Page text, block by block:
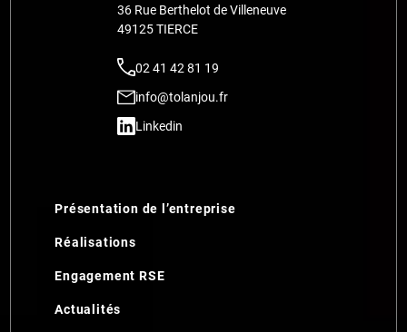
36 Rue Berthelot de Villeneuve
49125 TIERCE
02 41 42 81 19
info@tolanjou.fr
Linkedin
Présentation de l’entreprise
Réalisations
Engagement RSE
Actualités